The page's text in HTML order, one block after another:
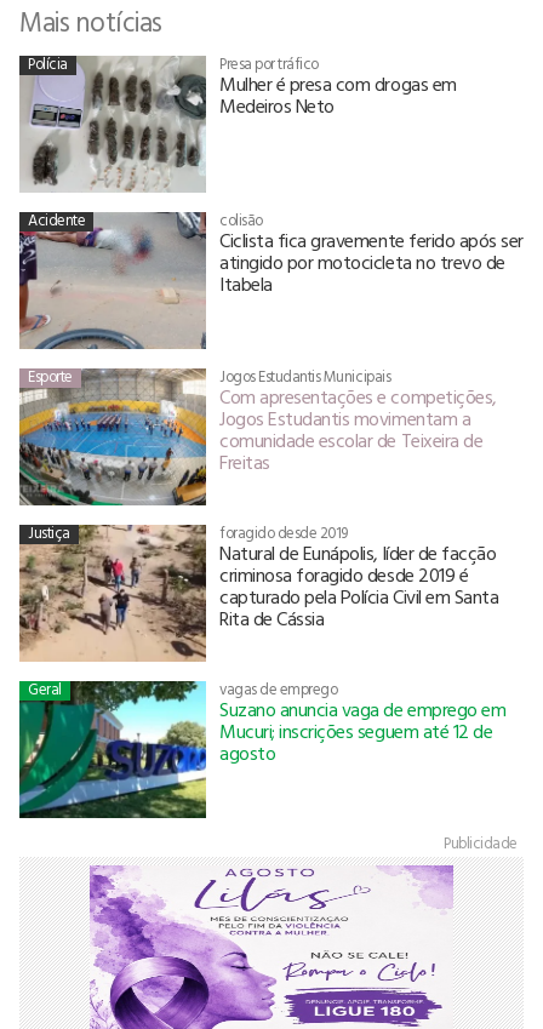
Mais notícias
Polícia Presa por tráfico
Mulher é presa com drogas em
Medeiros Neto
Acidente colisão
Ciclista fica gravemente ferido após ser
atingido por motocicleta no trevo de
Itabela
Esporte Jogos Estudantis Municipais
Com apresentações e competições,
Jogos Estudantis movimentam a
comunidade escolar de Teixeira de
Freitas
Justiça foragido desde 2019
Natural de Eunápolis, líder de facção
criminosa foragido desde 2019 é
capturado pela Polícia Civil em Santa
Rita de Cássia
Geral vagas de emprego
Suzano anuncia vaga de emprego em
Mucuri; inscrições seguem até 12 de
agosto
Publicidade